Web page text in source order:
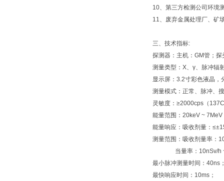
10、第三方检测公司环境
11、废弃金属处理厂、矿
三、技术指标:
探测器：主机：GM管；
测量类型：X、γ、脉冲辐
显示屏：3.2寸彩色液晶
测量模式：正常、脉冲、
灵敏度：≥2000cps（
能量范围：20keV ~ 7MeV
能量响应：吸收剂量：
测量范围：吸收剂量率：
当量率：10nSv/h ~
最小脉冲测量时间：40ns
最快响应时间：10ms；